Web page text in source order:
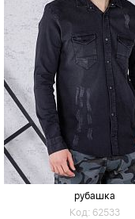
рубашка
Код: 62533